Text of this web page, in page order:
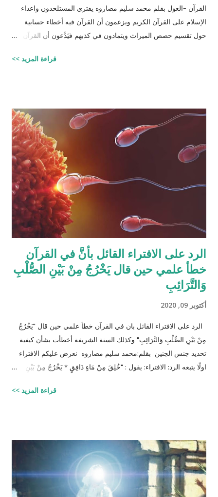
القرآن -العول بقلم محمد سليم مصاروه يفتري المستلحدون واعداء
الإسلام على القرآن الكريم ويزعمون أن القرآن فيه أخطاء حسابية
حول تقسيم حصص الميراث ويتمادون في كذبهم فيَدَّعون أن القرآن من
الحصص وذلك لأنه في حالات مُعَيَّنة يكون مجموع حصص الورثة أكثر
القرآن الكريم مقدار حصص الوارثين المحتمل وجودهم على الغالب
أثناء تقسيم الميراث، فمثلاً ترث الأخت نصف مقدار الأخ الشقيق ولكن
هناك الكثير من الاحتمالات لوجود عدة أنواع من الورثة في نفس الوقت
مثل (أخ، أخت، عّم، جد حفيد وكذا) وبطبيعة الحال ليس من المعقول
افتراض تفصيل آيات القرآن الكريم لكل الحالات التي فيها تراكيب
مختلفة من الوارثين، وإلِّا لصار القرآن مُجَلَّدات من الحسابات
قراءة المزيد >>
الرد على الافتراء القائل بأنَّ في القرآن
خطأ علمي حين قال يَخْرُجُ مِنْ بَيْنِ الصُّلْبِ
وَالتَّرَائِبِ
أكتوبر 09, 2020
الرد على الافتراء القائل بان في القرآن خطأ علمي حين قال "يَخْرُجُ
مِنْ بَيْنِ الصُّلْبِ وَالتَّرَائِبِ" وكذلك السنة الشريفة أخطأت بشأن كيفية
تحديد جنس الجنين بقلم:محمد سليم مصاروه نعرض عليكم الافتراء
اولًا يتبعه الرد: الافتراء: يقول : "خُلِقَ مِنْ مَاءٍ دَافِقٍ * يَخْرُجُ مِنْ بَيْنِ
المنطقة الصدرية عندها ( الترائب ) , و لا يتكون مني الرجل من منطقته
الصدريّة أيضاً ( الصلب ) هو يتكون في الخصيتين خارج البطن بعيداً عن
منطقة الصدر !! وهذا ايضاً حديث صحيح يوضح مقصد الآية اكثر :" ماء
الرجل أبيض وماء المرأة أصفر، فإذا اجتمعا فعلا مني الرجل مني
قراءة المزيد >>